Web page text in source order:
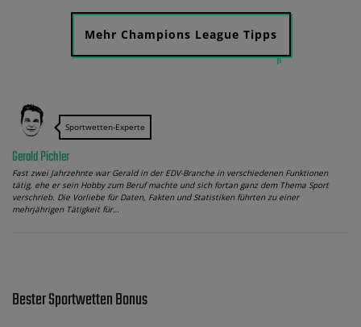
Mehr Champions League Tipps
Sportwetten-Experte
Gerald Pichler
Fast zwei Jahrzehnte war Gerald in der EDV-Branche in verschiedenen Funktionen
tätig, ehe er sein Hobby zum Beruf machte und sich fortan ganz dem Thema Sport
verschrieb. Die Vorliebe für Daten, Fakten und Statistiken führten zu einer
mehrjährigen Tätigkeit für…
Bester Sportwetten Bonus